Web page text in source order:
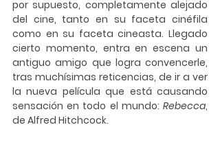
por supuesto, completamente alejado
del cine, tanto en su faceta cinéfila
como en su faceta cineasta. Llegado
cierto momento, entra en escena un
antiguo amigo que logra convencerle,
tras muchísimas reticencias, de ir a ver
la nueva película que está causando
sensación en todo el mundo: Rebecca,
de Alfred Hitchcock.